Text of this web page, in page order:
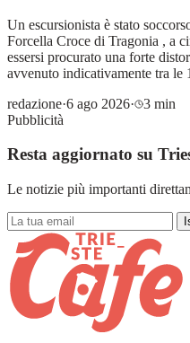
Un escursionista è stato
Forcella Croce di Tragonia , a
essersi procurato una forte
avvenuto indicativamente tra le
redazione·6 ago 2026·
3 min
Pubblicità
Resta aggiornato su
Le notizie più importanti